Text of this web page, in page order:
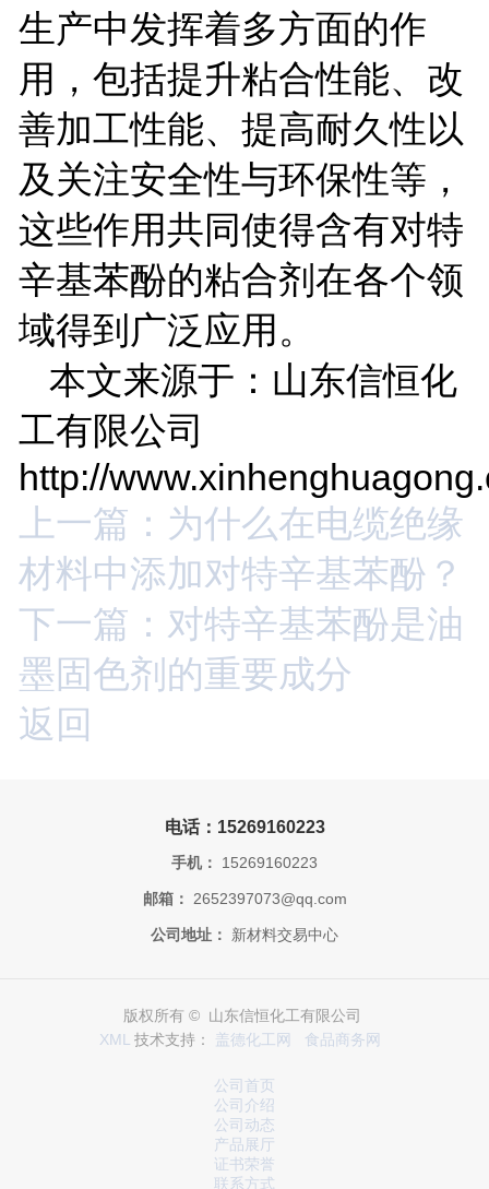
生产中发挥着多方面的作
用，包括提升粘合性能、改
善加工性能、提高耐久性以
及关注安全性与环保性等，
这些作用共同使得含有对特
辛基苯酚的粘合剂在各个领
域得到广泛应用。
本文来源于：山东信恒化
工有限公司
http://
上一篇：为什么在电缆绝缘
材料中添加对特辛基苯酚？
下一篇：对特辛基苯酚是油
墨固色剂的重要成分
返回
电话：15269160223
手机： 15269160223
邮箱： 2652397073@qq.com
公司地址： 新材料交易中心
版权所有 © 山东信恒化工有限公司
XML 技术支持： 盖德化工网 食品商务网
公司首页
公司介绍
公司动态
产品展厅
证书荣誉
联系方式